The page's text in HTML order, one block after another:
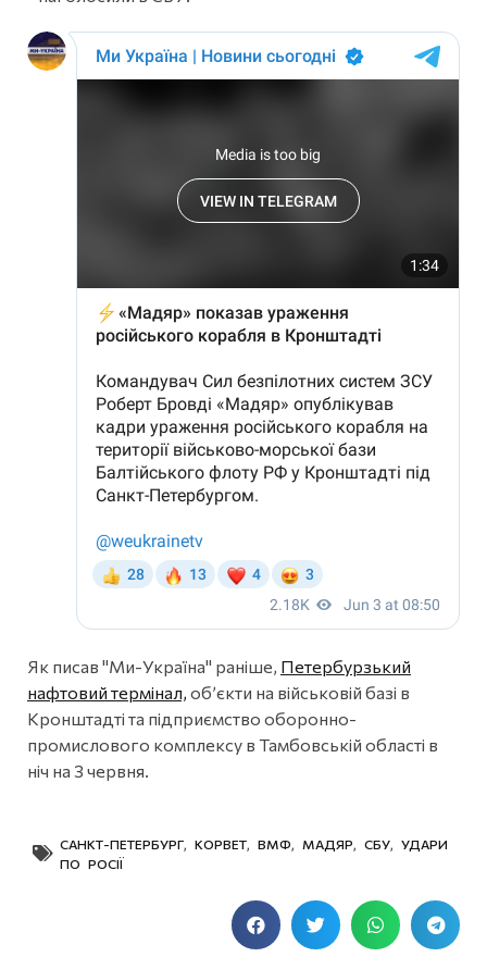
Як писав "Ми-Україна" раніше, Петербурзький
нафтовий термінал, об’єкти на військовій базі в
Кронштадті та підприємство оборонно-
промислового комплексу в Тамбовській області в
ніч на 3 червня.
САНКТ-ПЕТЕРБУРГ КОРВЕТ ВМФ МАДЯР СБУ
УДАРИ
ПО РОСІЇ